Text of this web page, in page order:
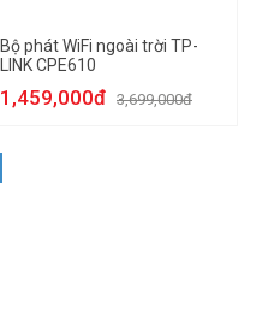
Bộ phát WiFi ngoài trời TP-
LINK CPE610
1,459,000đ 3,699,000đ